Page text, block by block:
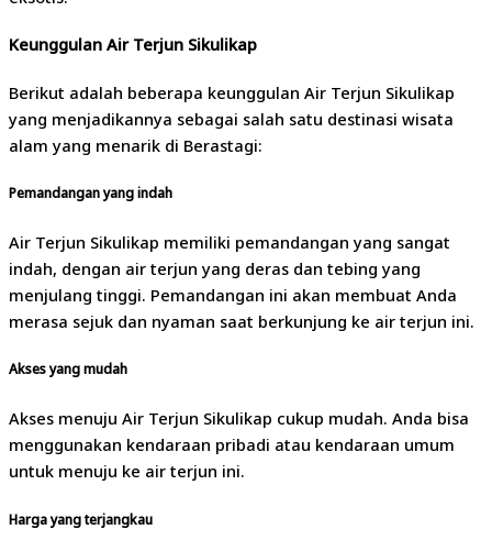
Keunggulan Air Terjun Sikulikap
Berikut adalah beberapa keunggulan Air Terjun Sikulikap
yang menjadikannya sebagai salah satu destinasi wisata
alam yang menarik di Berastagi:
Pemandangan yang indah
Air Terjun Sikulikap memiliki pemandangan yang sangat
indah, dengan air terjun yang deras dan tebing yang
menjulang tinggi. Pemandangan ini akan membuat Anda
merasa sejuk dan nyaman saat berkunjung ke air terjun ini.
Akses yang mudah
Akses menuju Air Terjun Sikulikap cukup mudah. Anda bisa
menggunakan kendaraan pribadi atau kendaraan umum
untuk menuju ke air terjun ini.
Harga yang terjangkau